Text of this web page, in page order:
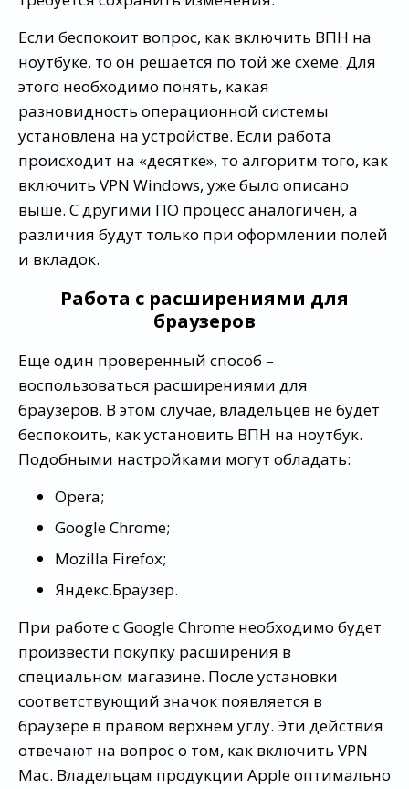
Если беспокоит вопрос, как включить ВПН на
ноутбуке, то он решается по той же схеме. Для
этого необходимо понять, какая
разновидность операционной системы
установлена на устройстве. Если работа
происходит на «десятке», то алгоритм того, как
включить VPN Windows, уже было описано
выше. С другими ПО процесс аналогичен, а
различия будут только при оформлении полей
и вкладок.
Работа с расширениями для
браузеров
Еще один проверенный способ –
воспользоваться расширениями для
браузеров. В этом случае, владельцев не будет
беспокоить, как установить ВПН на ноутбук.
Подобными настройками могут обладать:
Opera;
Google Chrome;
Mozilla Firefox;
Яндекс.Браузер.
При работе с Google Chrome необходимо будет
произвести покупку расширения в
специальном магазине. После установки
соответствующий значок появляется в
браузере в правом верхнем углу. Эти действия
отвечают на вопрос о том, как включить VPN
Mac. Владельцам продукции Apple оптимально